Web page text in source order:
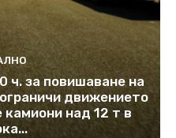
ч. за повишаване на
движението
над 12 т в